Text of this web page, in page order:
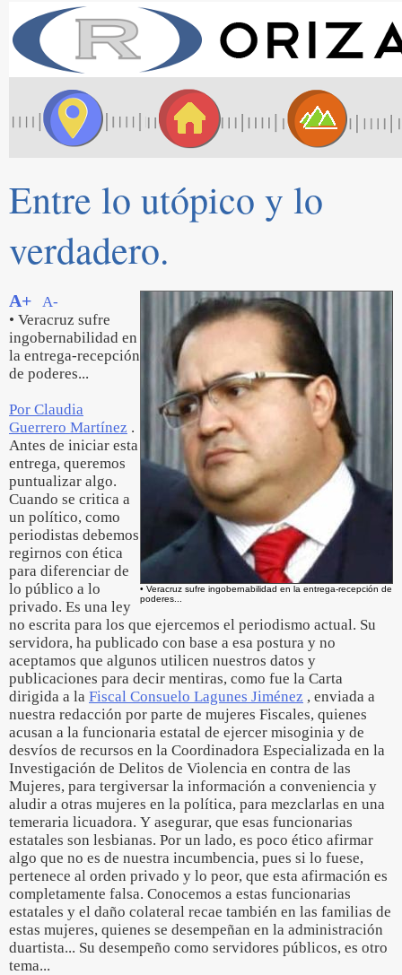
Entre lo utópico y lo
verdadero.
• Veracruz sufre ingobernabilidad en la entrega-recepción de
poderes...
A+
A-
• Veracruz sufre
ingobernabilidad en
la entrega-recepción
de poderes...
Por Claudia
Guerrero Martínez .
Antes de iniciar esta
entrega, queremos
puntualizar algo.
Cuando se critica a
un político, como
periodistas debemos
regirnos con ética
para diferenciar de
lo público a lo
privado. Es una ley
no escrita para los que ejercemos el periodismo actual. Su
servidora, ha publicado con base a esa postura y no
aceptamos que algunos utilicen nuestros datos y
publicaciones para decir mentiras, como fue la Carta
dirigida a la Fiscal Consuelo Lagunes Jiménez , enviada a
nuestra redacción por parte de mujeres Fiscales, quienes
acusan a la funcionaria estatal de ejercer misoginia y de
desvíos de recursos en la Coordinadora Especializada en la
Investigación de Delitos de Violencia en contra de las
Mujeres, para tergiversar la información a conveniencia y
aludir a otras mujeres en la política, para mezclarlas en una
temeraria licuadora. Y asegurar, que esas funcionarias
estatales son lesbianas. Por un lado, es poco ético afirmar
algo que no es de nuestra incumbencia, pues si lo fuese,
pertenece al orden privado y lo peor, que esta afirmación es
completamente falsa. Conocemos a estas funcionarias
estatales y el daño colateral recae también en las familias de
estas mujeres, quienes se desempeñan en la administración
duartista... Su desempeño como servidores públicos, es otro
tema...